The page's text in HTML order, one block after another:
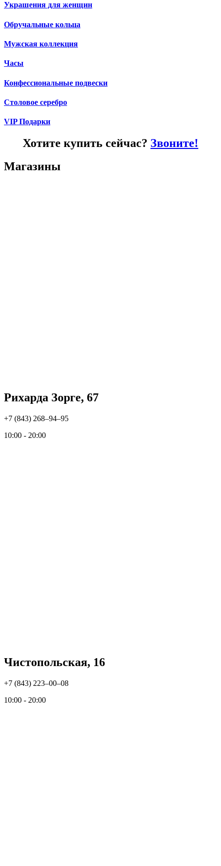
Украшения для женщин
Обручальные кольца
Мужская коллекция
Часы
Конфессиональные подвески
Столовое серебро
VIP Подарки
Хотите купить сейчас? Звоните!
Магазины
Рихарда Зорге, 67
+7 (843) 268‒94‒95
10:00 - 20:00
Чистопольская, 16
+7 (843) 223‒00‒08
10:00 - 20:00